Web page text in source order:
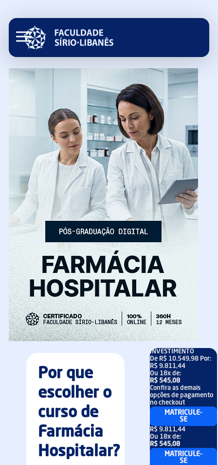
Por que
escolher o
curso de
Farmácia
Hospitalar?
INVESTIMENTO
De R$ 10.549,98 Por:
R$ 9.811,44
Ou 18x de:
R$ 545,08
Confira as demais
opções de pagamento
no checkout
MATRICULE-
SE
R$ 9.811,44
Ou 18x de:
R$ 545,08
MATRICULE-
SE